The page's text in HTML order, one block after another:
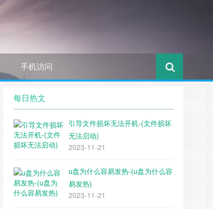
手机访问
每日热文
引导文件损坏无法开机-(文件损坏
无法启动)
2023-11-21
u盘为什么容易发热-(u盘为什么容
易发热)
2023-11-21